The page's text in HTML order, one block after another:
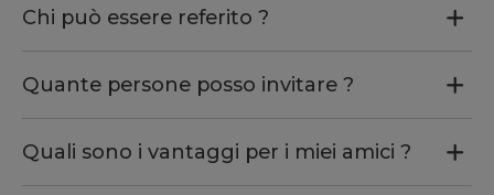
Chi può essere referito ?
Quante persone posso invitare ?
Quali sono i vantaggi per i miei amici ?